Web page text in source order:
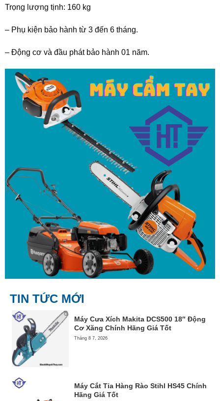
Trọng lượng tịnh: 160 kg
– Phụ kiện bảo hành từ 3 đến 6 tháng.
– Động cơ và đầu phát bảo hành 01 năm.
TIN TỨC MỚI
Máy Cưa Xích Makita DCS500 18″ Động
Cơ Xăng Chính Hãng Giá Tốt
Tháng 8 7, 2026
Máy Cắt Tỉa Hàng Rào Stihl HS45 Chính
Hãng Giá Tốt